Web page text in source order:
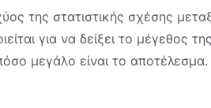
της στατιστικής σχέσης
για να δείξει το μέγεθος της
μεγάλο είναι το αποτέλεσμα.